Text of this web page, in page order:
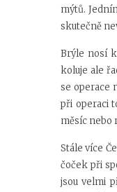
mýtů.
skutečně
Brýle nosí
koluje ale
se operace
při operaci
měsíc nebo
Stále více
čoček při
jsou velmi